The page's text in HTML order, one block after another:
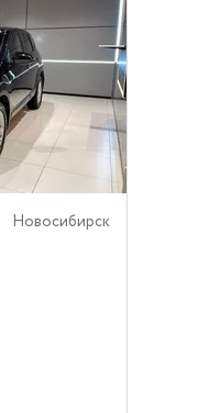
Новосибирск